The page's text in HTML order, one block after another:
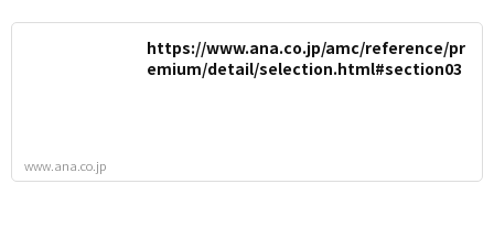
https://www.ana.co.jp/amc/reference/pr
emium/detail/selection.html#section03
www.ana.co.jp